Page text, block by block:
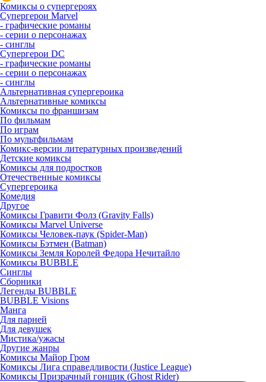
Комиксы о супергероях
Супергерои Marvel
- графические романы
- серии о персонажах
- синглы
Супергерои DC
- графические романы
- серии о персонажах
- синглы
Альтернативная супергероика
Альтернативные комиксы
Комиксы по франшизам
По фильмам
По играм
По мультфильмам
Комикс-версии литературных произведений
Детские комиксы
Комиксы для подростков
Отечественные комиксы
Супергероика
Комедия
Другое
Комиксы Гравити Фолз (Gravity Falls)
Комиксы Marvel Universe
Комиксы Человек-паук (Spider-Man)
Комиксы Бэтмен (Batman)
Комиксы Земля Королей Федора Нечитайло
Комиксы BUBBLE
Синглы
Сборники
Легенды BUBBLE
BUBBLE Visions
Манга
Для парней
Для девушек
Мистика/ужасы
Другие жанры
Комиксы Майор Гром
Комиксы Лига справедливости (Justice League)
Комиксы Призрачный гонщик (Ghost Rider)